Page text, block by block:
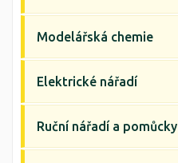
Modelářská chemie
Elektrické nářadí
Ruční nářadí a pomůcky